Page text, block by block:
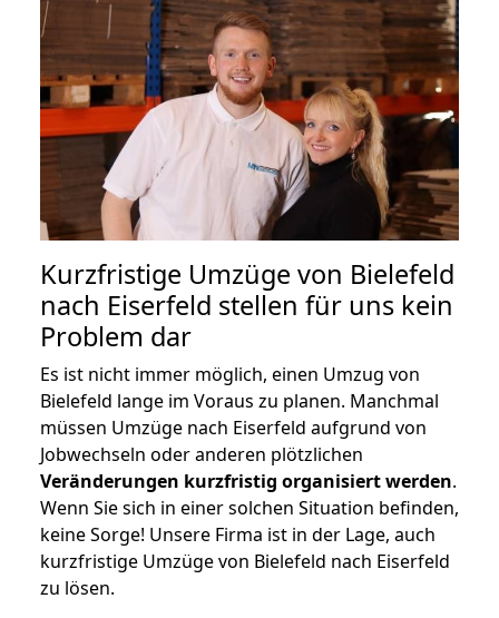
Kurzfristige Umzüge von Bielefeld
nach Eiserfeld stellen für uns kein
Problem dar
Es ist nicht immer möglich, einen Umzug von
Bielefeld lange im Voraus zu planen. Manchmal
müssen Umzüge nach Eiserfeld aufgrund von
Jobwechseln oder anderen plötzlichen
Veränderungen kurzfristig organisiert werden.
Wenn Sie sich in einer solchen Situation befinden,
keine Sorge! Unsere Firma ist in der Lage, auch
kurzfristige Umzüge von Bielefeld nach Eiserfeld
zu lösen.